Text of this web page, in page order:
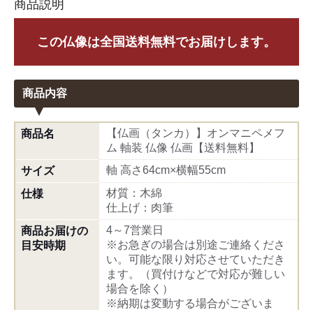
商品説明
この仏像は全国送料無料でお届けします。
商品内容
商品名
【仏画（タンカ）】オンマニペメフ
ム 軸装 仏像 仏画【送料無料】
サイズ
軸 高さ64cm×横幅55cm
仕様
材質：木綿
仕上げ：肉筆
商品お届けの
目安時期
4～7営業日
※お急ぎの場合は別途ご連絡くださ
い。可能な限り対応させていただき
ます。（買付けなどで対応が難しい
場合を除く）
※納期は変動する場合がございま